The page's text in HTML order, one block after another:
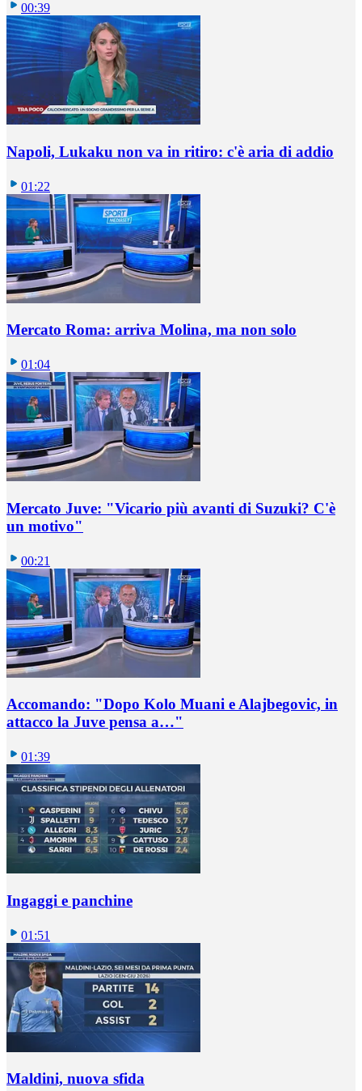
00:39
Napoli, Lukaku non va in ritiro: c'è aria di addio
01:22
Mercato Roma: arriva Molina, ma non solo
01:04
Mercato Juve: "Vicario più avanti di Suzuki? C'è
un motivo"
00:21
Accomando: "Dopo Kolo Muani e Alajbegovic, in
attacco la Juve pensa a…"
01:39
Ingaggi e panchine
01:51
Maldini, nuova sfida